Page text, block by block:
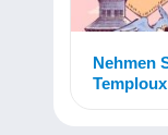
Nehmen